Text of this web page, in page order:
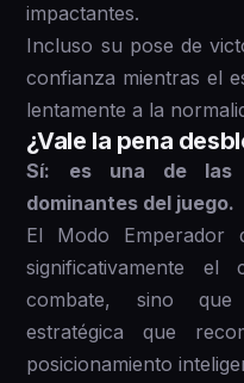
impactantes.
Incluso su pose de
confianza mientras el
lentamente a la
¿Vale la pena
Sí: es una de las
dominantes del juego.
El Modo Emperador
significativamente
combate, sino
estratégica que
posicionamiento